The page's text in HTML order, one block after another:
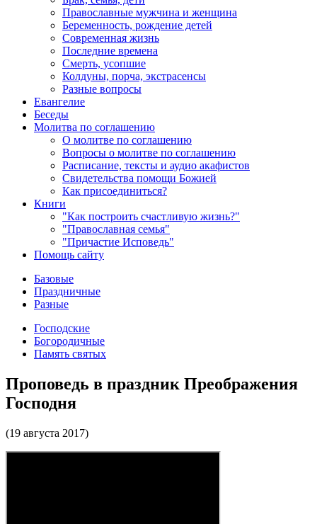
Православные мужчина и женщина
Беременность, рождение детей
Современная жизнь
Последние времена
Смерть, усопшие
Колдуны, порча, экстрасенсы
Разные вопросы
Евангелие
Беседы
Молитва по соглашению
О молитве по соглашению
Вопросы о молитве по соглашению
Расписание, тексты и аудио акафистов
Свидетельства помощи Божией
Как присоединиться?
Книги
"Как построить счастливую жизнь?"
"Православная семья"
"Причастие Исповедь"
Помощь сайту
Базовые
Праздничные
Разные
Господские
Богородичные
Память святых
Проповедь в праздник Преображения
Господня
(19 августа 2017)